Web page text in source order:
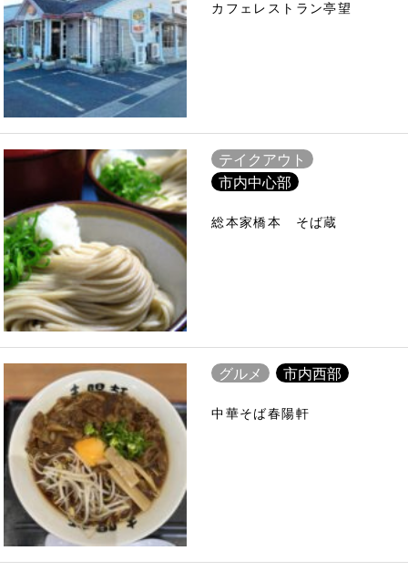
カフェレストラン亭望
テイクアウト
市内中心部
総本家橋本 そば蔵
グルメ 市内西部
中華そば春陽軒